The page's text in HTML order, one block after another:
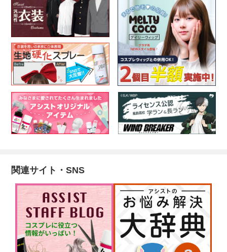
関連サイト・SNS